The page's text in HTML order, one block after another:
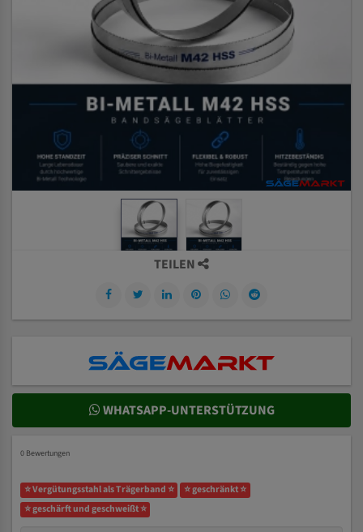
TEILEN
WHATSAPP-UNTERSTÜTZUNG
0 Bewertungen
⭐ Vergütungsstahl als Trägerband ⭐
⭐ geschränkt ⭐
⭐ geschärft und geschweißt ⭐